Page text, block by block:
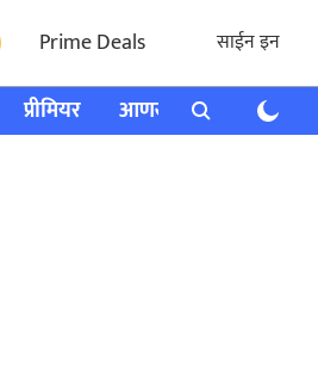
Prime Deals साईन इन
प्रीमियर आणखी राशी भविष्य